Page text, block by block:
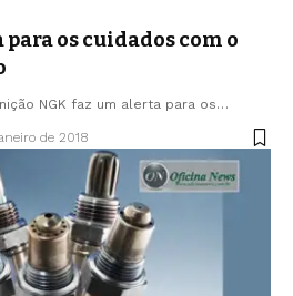
os cuidados com o
NGK faz um alerta para os…
de 2018